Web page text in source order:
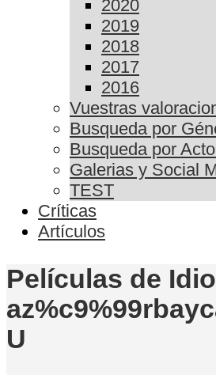
2020
2019
2018
2017
2016
Vuestras
Busqueda por
Busqueda por
Galerias y Social
TEST
Críticas
Artículos
Películas de
U